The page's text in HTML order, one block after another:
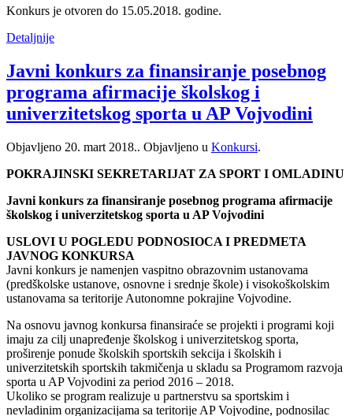
Konkurs je otvoren do 15.05.2018. godine.
Detaljnije
Javni konkurs za finansiranje posebnog
programa afirmacije školskog i
univerzitetskog sporta u AP Vojvodini
Objavljeno 20. mart 2018.. Objavljeno u Konkursi.
POKRAJINSKI SEKRETARIJAT ZA SPORT I OMLADINU
Javni konkurs za finansiranje posebnog programa afirmacije
školskog i univerzitetskog sporta u AP Vojvodini
USLOVI U POGLEDU PODNOSIOCA I PREDMETA
JAVNOG KONKURSA
Javni konkurs je namenjen vaspitno obrazovnim ustanovama
(predškolske ustanove, osnovne i srednje škole) i visokoškolskim
ustanovama sa teritorije Autonomne pokrajine Vojvodine.
Na osnovu javnog konkursa finansiraće se projekti i programi koji
imaju za cilj unapređenje školskog i univerzitetskog sporta,
proširenje ponude školskih sportskih sekcija i školskih i
univerzitetskih sportskih takmičenja u skladu sa Programom razvoja
sporta u AP Vojvodini za period 2016 – 2018.
Ukoliko se program realizuje u partnerstvu sa sportskim i
nevladinim organizacijama sa teritorije AP Vojvodine, podnosilac